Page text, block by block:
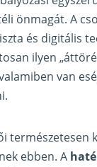
önmagát. A
és digitális
ilyen
van
természetesen
ebben. A